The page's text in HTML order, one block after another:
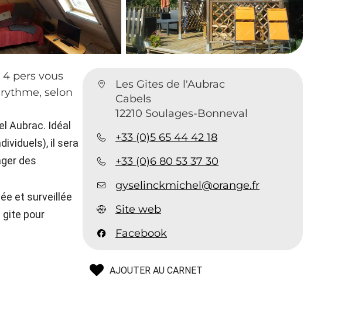
Les Gites de l'Aubrac
Cabels
12210 Soulages-Bonneval
+33 (0)5 65 44 42 18
+33 (0)6 80 53 37 30
gyselinckmichel@orange.fr
Site web
Facebook
AJOUTER AU CARNET
pers vous
selon
Aubrac. Idéal
il sera
des
et surveillée
gite pour